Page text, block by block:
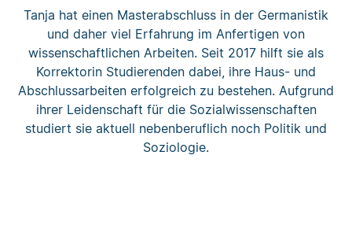
Tanja hat einen Masterabschluss in der Germanistik
und daher viel Erfahrung im Anfertigen von
wissenschaftlichen Arbeiten. Seit 2017 hilft sie als
Korrektorin Studierenden dabei, ihre Haus- und
Abschlussarbeiten erfolgreich zu bestehen. Aufgrund
ihrer Leidenschaft für die Sozialwissenschaften
studiert sie aktuell nebenberuflich noch Politik und
Soziologie.